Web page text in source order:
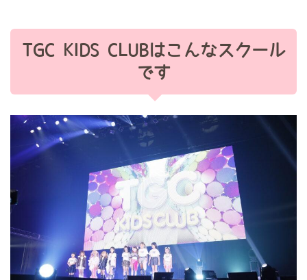
TGC KIDS CLUBはこんなスクール
です